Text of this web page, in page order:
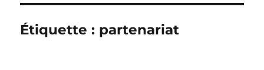
Étiquette : partenariat